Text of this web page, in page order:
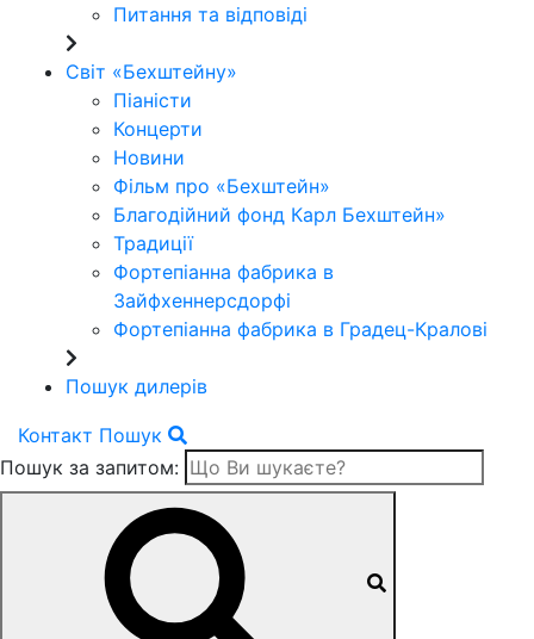
Питання та відповіді
Світ «Бехштейну»
Піаністи
Концерти
Новини
Фільм про «Бехштейн»
Благодійний фонд Карл Бехштейн»
Традиції
Фортепіанна фабрика в
Зайфхеннерсдорфi
Фортепіанна фабрика в Градец-Краловi
Пошук дилерів
Контакт Пошук
Пошук за запитом: